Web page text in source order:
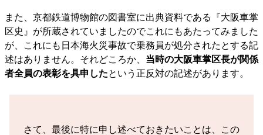
また、京都鉄道博物館の図書室に出典資料である『大阪車掌
区史』が所蔵されていましたのでこれにもあたってみました
が、これにも日本海火災事故で乗務員が処分されたとする記
述はありません。それどころか、 当時の大阪車掌区長が関係
者全員の表彰を具申したという正反対の記述があります。
さて、最後に特に申し述べておきたいことは、この